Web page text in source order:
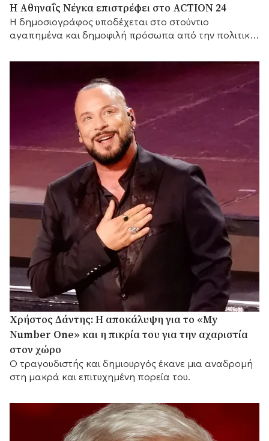
Η Αθηναΐς Νέγκα επιστρέφει στο ACTION 24
H δημοσιογράφος υποδέχεται στο στούντιο
αγαπημένα και δημοφιλή πρόσωπα από την πολιτική
Χρήστος Δάντης: Η αποκάλυψη για το «My
Number One» και η πικρία του για την αχαριστία
στον χώρο
Ο τραγουδιστής και δημιουργός έκανε μια αναδρομή
στη μακρά και επιτυχημένη πορεία του.